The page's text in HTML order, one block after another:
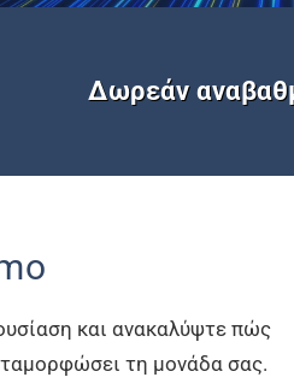
Δωρεάν
και ανακαλύψτε πώς
τη μονάδα σας.